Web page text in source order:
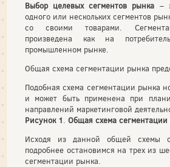
Выбор целевых сегментов рынка –
одного или нескольких сегментов
со своими товарами.
произведена как на
промышленном рынке.
Общая схема сегментации рынка
Подобная схема сегментации рынка
и может быть применена при
направлений маркетинговой
Рисунок 1. Общая схема сегментации
Исходя из данной общей схемы
подробнее остановимся на трех из
сегментации рынка.